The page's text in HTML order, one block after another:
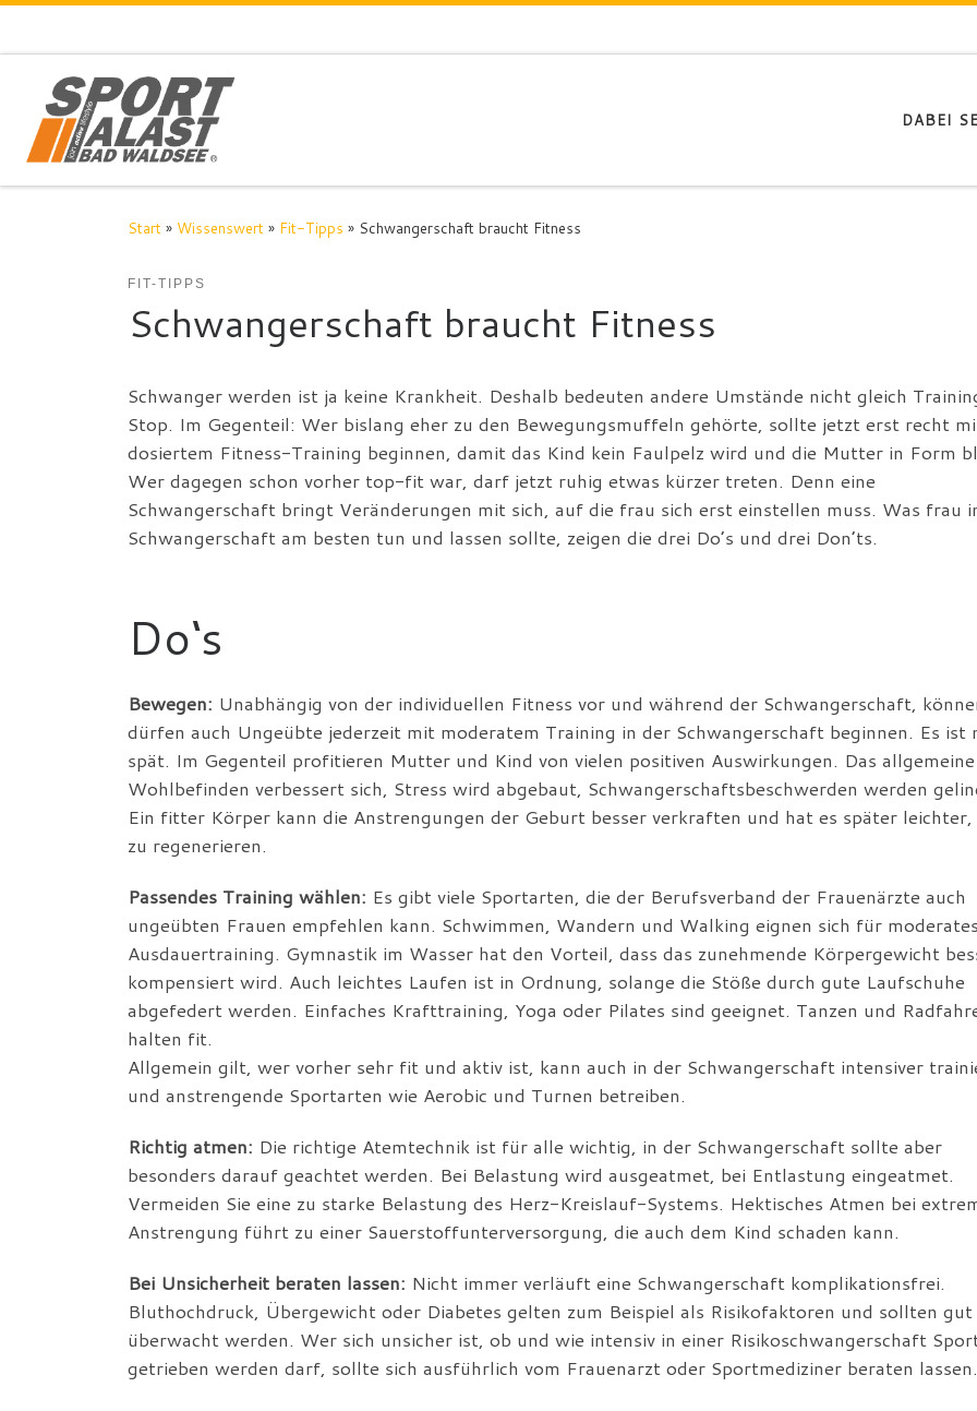
DABEI
Start » Wissenswert » Fit-Tipps » Schwangerschaft braucht Fitness
FIT-TIPPS
Schwangerschaft braucht Fitness
Schwanger werden ist ja keine Krankheit. Deshalb bedeuten andere Umstände nicht gleich
Stop. Im Gegenteil: Wer bislang eher zu den Bewegungsmuffeln gehörte, sollte jetzt erst recht
dosiertem Fitness-Training beginnen, damit das Kind kein Faulpelz wird und die Mutter in Form
Wer dagegen schon vorher top-fit war, darf jetzt ruhig etwas kürzer treten. Denn eine
Schwangerschaft bringt Veränderungen mit sich, auf die frau sich erst einstellen muss. Was frau
Schwangerschaft am besten tun und lassen sollte, zeigen die drei Do’s und drei Don’ts.
Do‘s
Bewegen: Unabhängig von der individuellen Fitness vor und während der Schwangerschaft,
dürfen auch Ungeübte jederzeit mit moderatem Training in der Schwangerschaft beginnen. Es ist
spät. Im Gegenteil profitieren Mutter und Kind von vielen positiven Auswirkungen. Das allgemeine
Wohlbefinden verbessert sich, Stress wird abgebaut, Schwangerschaftsbeschwerden werden
Ein fitter Körper kann die Anstrengungen der Geburt besser verkraften und hat es später leichter,
zu regenerieren.
Passendes Training wählen: Es gibt viele Sportarten, die der Berufsverband der Frauenärzte auch
ungeübten Frauen empfehlen kann. Schwimmen, Wandern und Walking eignen sich für moderates
Ausdauertraining. Gymnastik im Wasser hat den Vorteil, dass das zunehmende Körpergewicht
kompensiert wird. Auch leichtes Laufen ist in Ordnung, solange die Stöße durch gute Laufschuhe
abgefedert werden. Einfaches Krafttraining, Yoga oder Pilates sind geeignet. Tanzen und
halten fit.
Allgemein gilt, wer vorher sehr fit und aktiv ist, kann auch in der Schwangerschaft intensiver
und anstrengende Sportarten wie Aerobic und Turnen betreiben.
Richtig atmen: Die richtige Atemtechnik ist für alle wichtig, in der Schwangerschaft sollte aber
besonders darauf geachtet werden. Bei Belastung wird ausgeatmet, bei Entlastung eingeatmet.
Vermeiden Sie eine zu starke Belastung des Herz-Kreislauf-Systems. Hektisches Atmen bei
Anstrengung führt zu einer Sauerstoffunterversorgung, die auch dem Kind schaden kann.
Bei Unsicherheit beraten lassen: Nicht immer verläuft eine Schwangerschaft komplikationsfrei.
Bluthochdruck, Übergewicht oder Diabetes gelten zum Beispiel als Risikofaktoren und sollten gut
überwacht werden. Wer sich unsicher ist, ob und wie intensiv in einer Risikoschwangerschaft
getrieben werden darf, sollte sich ausführlich vom Frauenarzt oder Sportmediziner beraten lassen.